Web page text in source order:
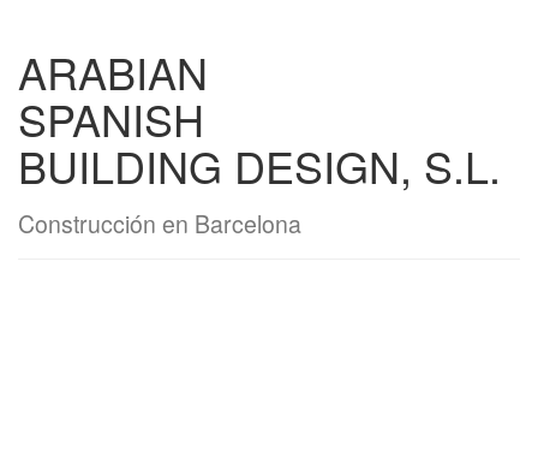
ARABIAN
SPANISH
BUILDING DESIGN, S.L.
Construcción en Barcelona